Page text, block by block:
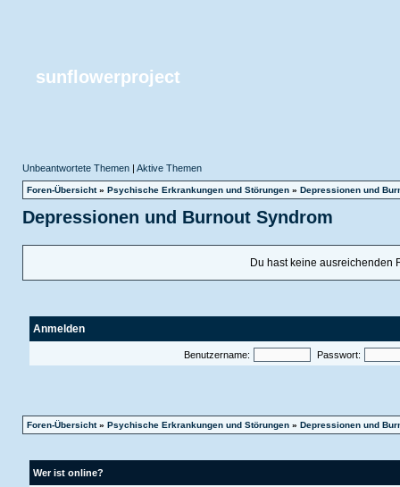
sunflowerproject
Unbeantwortete Themen| Aktive Themen
Foren-Übersicht» Psychische Erkrankungen und Störungen» Depressionen und
Depressionen und Burnout Syndrom
Du hast keine ausreichenden
Anmelden
Benutzername: Passwort:
Foren-Übersicht» Psychische Erkrankungen und Störungen» Depressionen und
Wer ist online?